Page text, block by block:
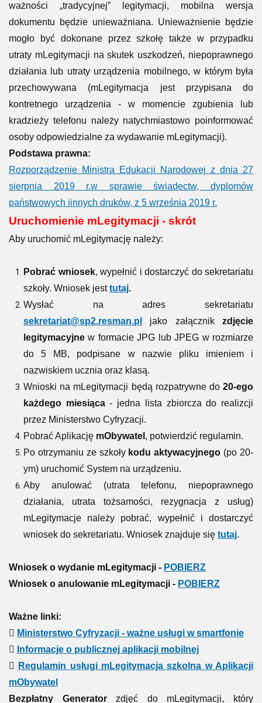
ważności „tradycyjnej” legitymacji, mobilna wersja
dokumentu będzie unieważniana. Unieważnienie będzie
mogło być dokonane przez szkołę także w przypadku
utraty mLegitymacji na skutek uszkodzeń, niepoprawnego
działania lub utraty urządzenia mobilnego, w którym była
przechowywana (mLegitymacja jest przypisana do
kontretnego urządzenia - w momencie zgubienia lub
kradzieży telefonu należy natychmiastowo poinformować
osoby odpowiedzialne za wydawanie mLegitymacji).
Podstawa prawna:
Rozporządzenie Ministra Edukacji Narodowej z dnia 27
sierpnia 2019 r.w sprawie świadectw, dyplomów
państwowych iinnych druków, z 5 września 2019 r.
Uruchomienie mLegitymacji - skrót
Aby uruchomić mLegitymację należy:
Pobrać wniosek, wypełnić i dostarczyć do sekretariatu
szkoły. Wniosek jesttutaj.
Wysłać na adres sekretariatu
sekretariat@sp2.resman.pl
jako załącznik zdjęcie
legitymacyjne w formacie JPG lub JPEG w rozmiarze
do 5 MB, podpisane w nazwie pliku imieniem i
nazwiskiem ucznia oraz klasą.
Wnioski na mLegitymacji będą rozpatrywne do 20-ego
każdego miesiąca- jedna lista zbiorcza do realizcji
przez Ministerstwo Cyfryzacji.
Pobrać Aplikację mObywatel , potwierdzić regulamin.
Po otrzymaniu ze szkoły kodu aktywacyjnego (po 20-
ym) uruchomić System na urządzeniu.
Aby anulować (utrata telefonu, niepoprawnego
działania, utrata tożsamości, rezygnacja z usług)
mLegitymacje należy pobrać, wypełnić i dostarczyć
wniosek do sekretariatu. Wniosek znajduje się tutaj.
Wniosek o wydanie mLegitymacji - POBIERZ
Wniosek o anulowanie mLegitymacji - POBIERZ
Ważne linki:
 Ministerstwo Cyfryzacji - ważne usługi w smartfonie

Informacje o publicznej aplikacji mobilnej

Regulamin usługi mLegitymacja szkolna w Aplikacji
mObywatel
Bezpłatny Generatorzdjęć do mLegitymacji, który